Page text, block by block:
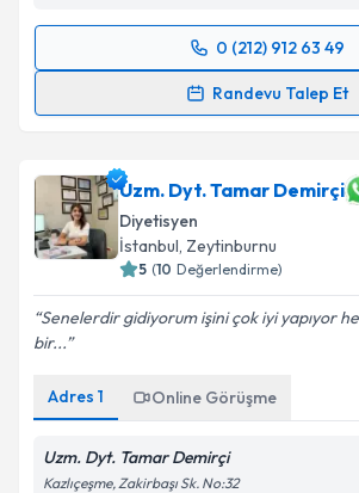
0 (212) 912 63 49
Randevu Talep Et
Randevu Takvimi Talebi
hazırlandığında e-posta ile
E-posta Adresiniz
kapsamda işlenmesini kabul
Takvim Talebini
Uzm. Dyt. Tamar Demirçi
Diyetisyen
İstanbul, Zeytinburnu
5 (10 Değerlendirme)
Senelerdir gidiyorum işini çok iyi yapıyor
bir...
Adres 1 Online Görüşme
Uzm. Dyt. Tamar Demirçi
Kazlıçeşme, Zakirbaşı Sk. No:32